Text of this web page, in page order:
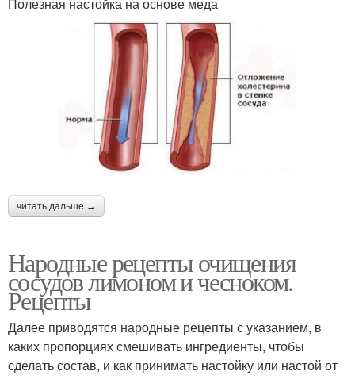
Полезная настойка на основе меда
читать дальше →
Народные рецепты очищения
сосудов лимоном и чесноком.
Рецепты
Далее приводятся народные рецепты с указанием, в
каких пропорциях смешивать ингредиенты, чтобы
сделать состав, и как принимать настойку или настой от